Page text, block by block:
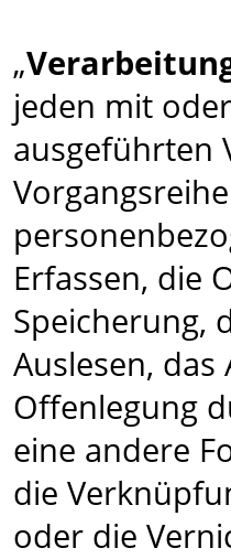
„
jeden mit
ausgeführten
Erfassen, die
Speicherung,
Auslesen,
Offenlegung
eine andere
die
oder die